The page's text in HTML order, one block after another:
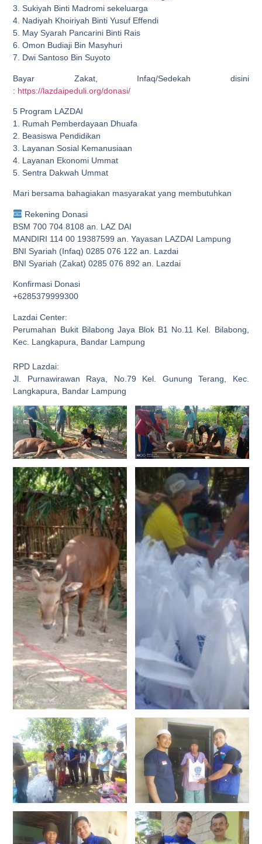
3. Sukiyah Binti Madromi sekeluarga
4. Nadiyah Khoiriyah Binti Yusuf Effendi
5. May Syarah Pancarini Binti Rais
6. Omon Budiaji Bin Masyhuri
7. Dwi Santoso Bin Suyoto
Bayar Zakat, Infaq/Sedekah disini
: https://lazdaipeduli.org/donasi/
5 Program LAZDAI
1. Rumah Pemberdayaan Dhuafa
2. Beasiswa Pendidikan
3. Layanan Sosial Kemanusiaan
4. Layanan Ekonomi Ummat
5. Sentra Dakwah Ummat
Mari bersama bahagiakan masyarakat yang membutuhkan
Rekening Donasi
BSM 700 704 8108 an. LAZ DAI
MANDIRI 114 00 19387599 an. Yayasan LAZDAI Lampung
BNI Syariah (Infaq) 0285 076 122 an. Lazdai
BNI Syariah (Zakat) 0285 076 892 an. Lazdai
Konfirmasi Donasi
+6285379999300
Lazdai Center:
Perumahan Bukit Bilabong Jaya Blok B1 No.11 Kel. Bilabong,
Kec. Langkapura, Bandar Lampung
RPD Lazdai:
Jl. Purnawirawan Raya, No.79 Kel. Gunung Terang, Kec.
Langkapura, Bandar Lampung